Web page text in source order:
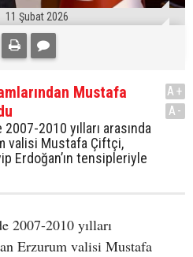
11 Şubat 2026
Mustafa
2010 yılları arasında
valisi Mustafa Çiftçi,
Erdoğan’ın tensipleriyle
A+
A-
2007-2010 yılları
Erzurum valisi Mustafa